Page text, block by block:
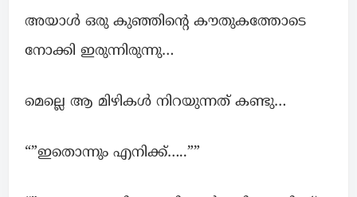
അയാൾ ഒരു കുഞ്ഞിന്റെ കൗതുകത്തോടെ
നോക്കി ഇരുന്നിരുന്നു…
മെല്ലെ ആ മിഴികൾ നിറയുന്നത് കണ്ടു…
“”ഇതൊന്നും എനിക്ക്…..””